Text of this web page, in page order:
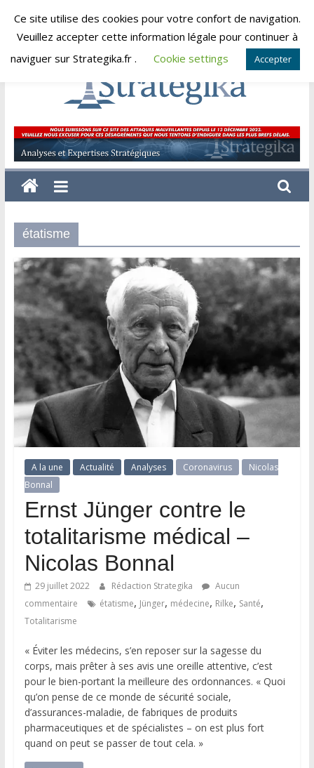
Skip
vendredi, août 7, 2026
Strategika
Expertise
et
Analyses
étatisme
A la une Actualité Analyses Coronavirus
Nicolas
Bonnal
Ernst Jünger contre le
totalitarisme médical –
Nicolas Bonnal
29 juillet 2022 Rédaction Strategika
Aucun
commentaire
étatisme, Jünger, médecine, Rilke, Santé,
Totalitarisme
« Éviter les médecins, s’en reposer sur la sagesse du
corps, mais prêter à ses avis une oreille attentive, c’est
pour le bien-portant la meilleure des ordonnances. « Quoi
qu’on pense de ce monde de sécurité sociale,
d’assurances-maladie, de fabriques de produits
pharmaceutiques et de spécialistes – on est plus fort
quand on peut se passer de tout cela. »
Ce site utilise des cookies pour votre confort de navigation.
Veuillez accepter cette information légale pour continuer à
naviguer sur Strategika.fr .
Cookie settings Accepter